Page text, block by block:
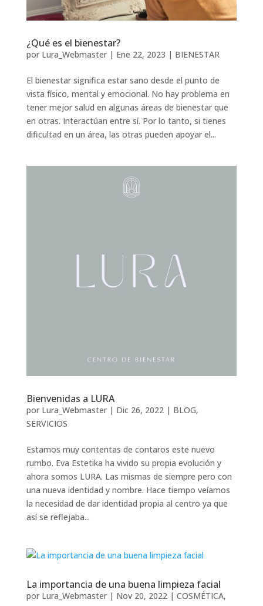
¿Qué es el bienestar?
por Lura_Webmaster| Ene 22, 2023 | BIENESTAR
El bienestar significa estar sano desde el punto de
vista físico, mental y emocional. No hay problema en
tener mejor salud en algunas áreas de bienestar que
en otras. Interactúan entre sí. Por lo tanto, si tienes
dificultad en un área, las otras pueden apoyar el...
Bienvenidas a LURA
por Lura_Webmaster| Dic 26, 2022| BLOG,
SERVICIOS
Estamos muy contentas de contaros este nuevo
rumbo. Eva Estetika ha vivido su propia evolución y
ahora somos LURA. Las mismas de siempre pero con
una nueva identidad y nombre. Hace tiempo veíamos
la necesidad de dar identidad propia al centro ya que
así se reflejaba...
La importancia de una buena limpieza facial
por Lura_Webmaster| Nov 20, 2022| COSMÉTICA,